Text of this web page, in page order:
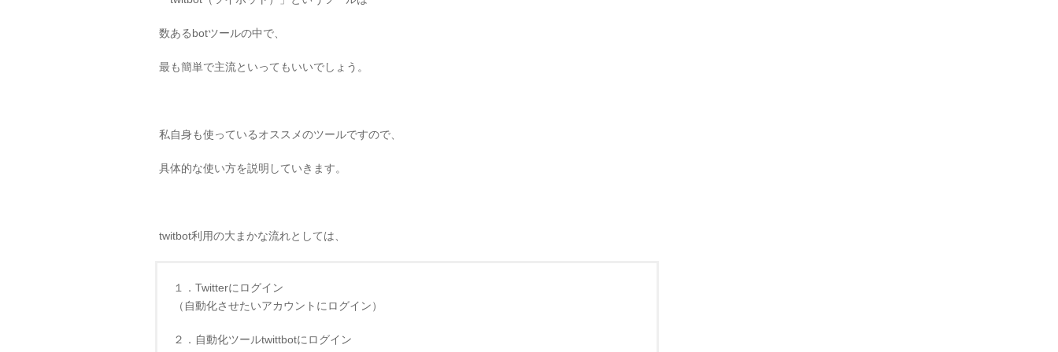
数あるbotツールの中で、
最も簡単で主流といってもいいでしょう。
私自身も使っているオススメのツールですので、
具体的な使い方を説明していきます。
twitbot利用の大まかな流れとしては、
１．Twitterにログイン
（自動化させたいアカウントにログイン）
２．自動化ツールtwittbotにログイン